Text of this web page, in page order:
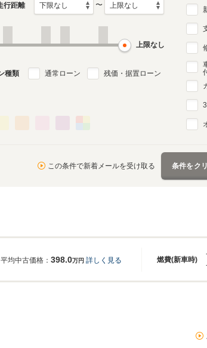
行距離 〜
上限なし
種類 通常ローン 残価・据置ローン
この条件で新着メールを受け取る 条件をク
燃費(新車時)
平均中古価格： 398.0万円 詳しく見る